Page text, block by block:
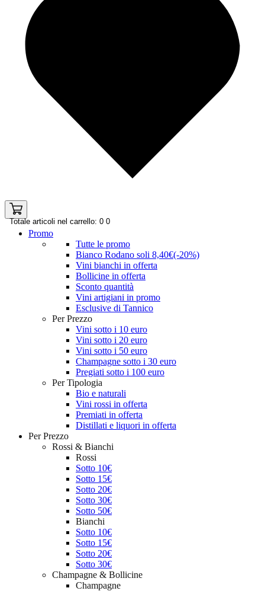
Totale articoli nel carrello: 0 0
Promo
Tutte le promo
Bianco Rodano soli 8,40€(-20%)
Vini bianchi in offerta
Bollicine in offerta
Sconto quantità
Vini artigiani in promo
Esclusive di Tannico
Per Prezzo
Vini sotto i 10 euro
Vini sotto i 20 euro
Vini sotto i 50 euro
Champagne sotto i 30 euro
Pregiati sotto i 100 euro
Per Tipologia
Bio e naturali
Vini rossi in offerta
Premiati in offerta
Distillati e liquori in offerta
Per Prezzo
Rossi & Bianchi
Rossi
Sotto 10€
Sotto 15€
Sotto 20€
Sotto 30€
Sotto 50€
Bianchi
Sotto 10€
Sotto 15€
Sotto 20€
Sotto 30€
Champagne & Bollicine
Champagne